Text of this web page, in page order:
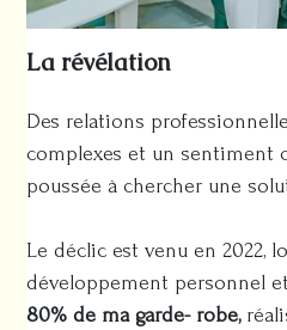
La révélation
Des relations
complexes et un sentiment
poussée à chercher une
Le déclic est venu en 2022,
développement personnel
80% de ma garde- robe,